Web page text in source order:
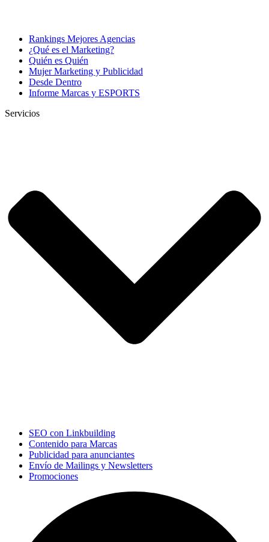
Rankings Mejores Agencias
¿Qué es el Marketing?
Quién es Quién
Mujer Marketing y Publicidad
Desde Dentro
Informe Marcas y ESPORTS
Servicios
SEO con Linkbuilding
Contenido para Marcas
Publicidad para anunciantes
Envío de Mailings y Newsletters
Promociones